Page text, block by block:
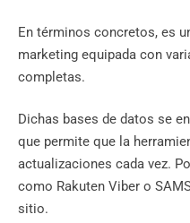
En términos concretos, es
marketing equipada con
completas.
Dichas bases de datos se
que permite que la
actualizaciones cada vez.
como Rakuten Viber o
sitio.